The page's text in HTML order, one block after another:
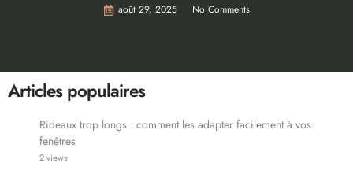
août 29, 2025 No Comments
Articles populaires
Rideaux trop longs : comment les adapter facilement à vos
fenêtres
2 views